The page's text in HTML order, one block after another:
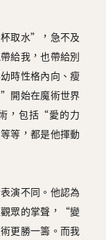
取水”，急不及
給我，也帶給別
時性格內向、瘦
開始在魔術世界
，包括“愛的力
等，都是他揮動
演不同。他認為
觀眾的掌聲，“變
更勝一籌。而我